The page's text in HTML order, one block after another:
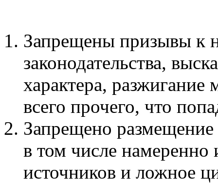
Запрещены призывы к
законодательства,
характера,
всего прочего, что
Запрещено
в том числе намеренно
источников и ложное